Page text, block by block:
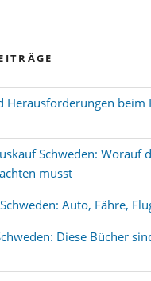
Herausforderungen beim
Schweden: Worauf
musst
Auto, Fähre,
Diese Bücher